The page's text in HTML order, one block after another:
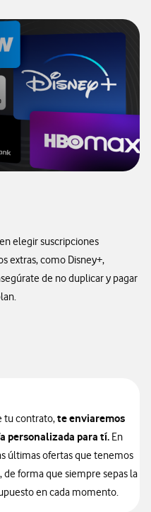
elegir suscripciones
extras, como Disney+,
de no duplicar y pagar
tu contrato,te enviaremos
personalizada para tí. En
últimas ofertas que tenemos
forma que siempre sepas la
en cada momento.